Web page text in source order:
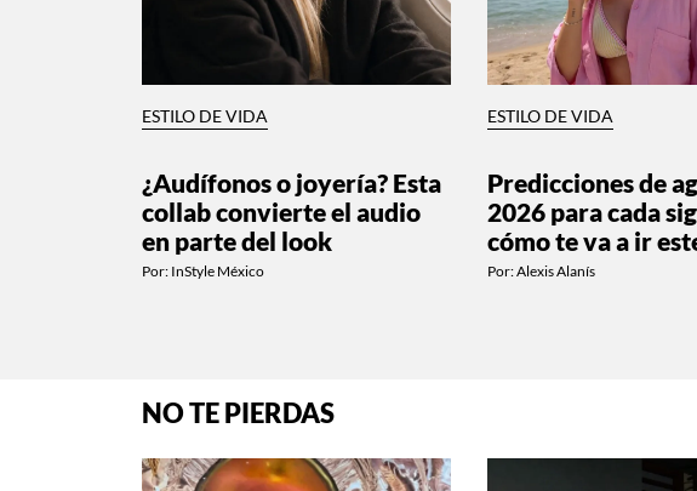
ESTILO DE VIDA
¿Audífonos o joyería? Esta
collab convierte el audio
en parte del look
Por: InStyle México
ESTILO DE VIDA
Predicciones de
2026 para cada
cómo te va a ir
Por:Alexis Alanís
NO TE PIERDAS